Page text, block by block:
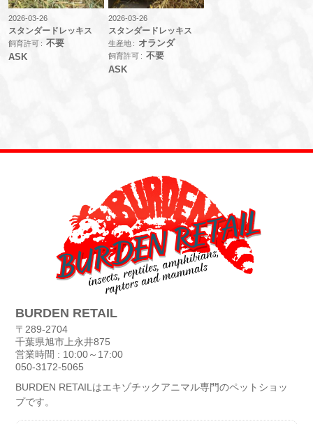
2026-03-26
スタンダードレッキス
飼育許可
不要
ASK
2026-03-26
スタンダードレッキス
生産地 オランダ
飼育許可
不要
ASK
BURDEN RETAIL
〒289-2704
千葉県旭市上永井875
営業時間 : 10:00～17:00
050-3172-5065
BURDEN RETAILはエキゾチックアニマル専門のペットショッ
プです。